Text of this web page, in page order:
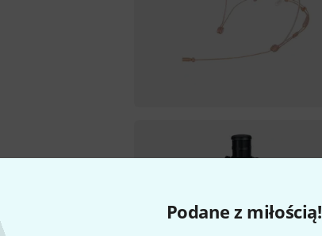
Podane z miłością!